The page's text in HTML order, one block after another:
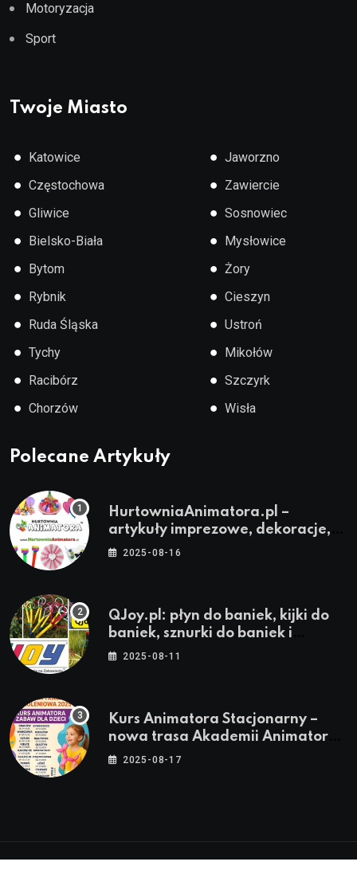
Motoryzacja
Sport
Twoje Miasto
● Katowice
● Częstochowa
● Gliwice
● Bielsko-Biała
● Bytom
● Rybnik
● Ruda Śląska
● Tychy
● Racibórz
● Chorzów
● Jaworzno
● Zawiercie
● Sosnowiec
● Mysłowice
● Żory
● Cieszyn
● Ustroń
● Mikołów
● Szczyrk
● Wisła
Polecane Artykuły
HurtowniaAnimatora.pl –
artykuły imprezowe, dekoracje,
stroje i akcesoria dla animatorów
2025-08-16
QJoy.pl: płyn do baniek, kijki do
baniek, sznurki do baniek i
zestawy do baniek
2025-08-11
Kurs Animatora Stacjonarny –
nowa trasa Akademii Animatora
– jesień 2025
2025-08-17